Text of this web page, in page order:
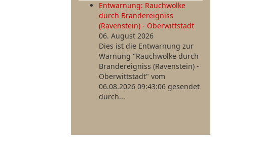
Entwarnung: Rauchwolke
durch Brandereigniss
(Ravenstein) - Oberwittstadt
06. August 2026
Dies ist die Entwarnung zur
Warnung "Rauchwolke durch
Brandereigniss (Ravenstein) -
Oberwittstadt" vom
06.08.2026 09:43:06 gesendet
durch...